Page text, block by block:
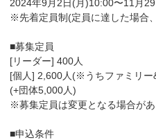
2024年9月2日(月)10:00〜11月
※先着定員制(定員に達した場合
■募集定員
[リーダー] 400人
[個人] 2,600人(※うちファミリー
(+団体5,000人)
※募集定員は変更となる場合があ
■申込条件